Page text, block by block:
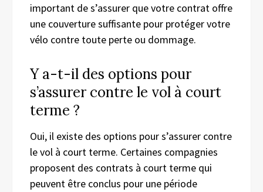
important de s’assurer que votre contrat offre
une couverture suffisante pour protéger votre
vélo contre toute perte ou dommage.
Y a-t-il des options pour
s’assurer contre le vol à court
terme ?
Oui, il existe des options pour s’assurer contre
le vol à court terme. Certaines compagnies
proposent des contrats à court terme qui
peuvent être conclus pour une période